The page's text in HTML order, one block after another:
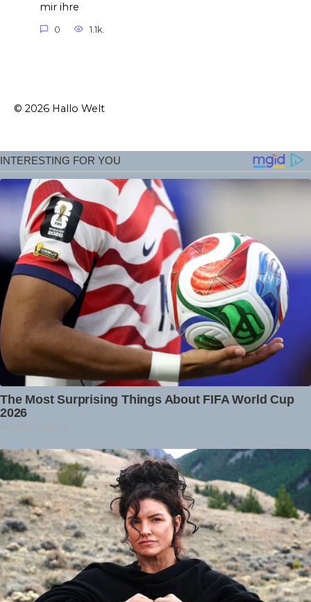
mir ihre
0 1.1k.
© 2026 Hallo Welt